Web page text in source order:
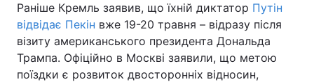
Раніше Кремль заявив, що їхній диктатор Путін
відвідає Пекін вже 19-20 травня – відразу після
візиту американського президента Дональда
Трампа. Офіційно в Москві заявили, що метою
поїздки є розвиток двосторонніх відносин,